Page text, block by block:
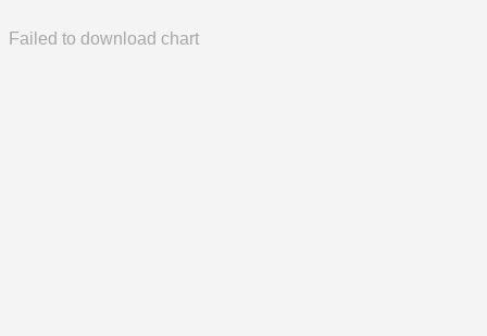
Failed to download chart